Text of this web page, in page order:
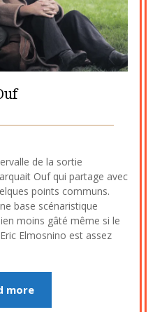
4
septembre
2023
de la sortie
Ouf qui partage avec
points communs.
base scénaristique
moins gâté même si le
Elmosnino est assez
more